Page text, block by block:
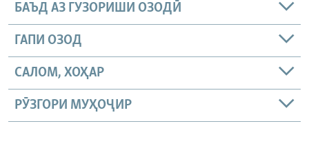
БАЪД АЗ ГУЗОРИШИ ОЗОДӢ
ГАПИ ОЗОД
САЛОМ, ХОҲАР
РӮЗГОРИ МУҲОҶИР